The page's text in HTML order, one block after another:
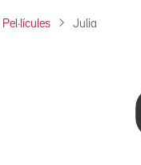
Pel·lícules Julia